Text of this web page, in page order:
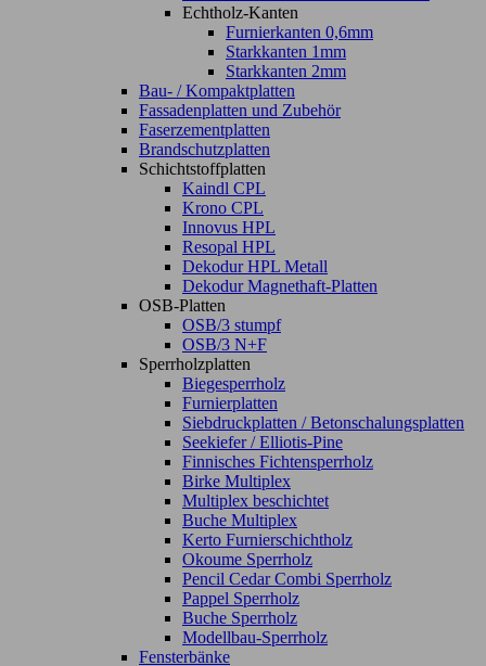
Echtholz-Kanten
Furnierkanten 0,6mm
Starkkanten 1mm
Starkkanten 2mm
Bau- / Kompaktplatten
Fassadenplatten und Zubehör
Faserzementplatten
Brandschutzplatten
Schichtstoffplatten
Kaindl CPL
Krono CPL
Innovus HPL
Resopal HPL
Dekodur HPL Metall
Dekodur Magnethaft-Platten
OSB-Platten
OSB/3 stumpf
OSB/3 N+F
Sperrholzplatten
Biegesperrholz
Furnierplatten
Siebdruckplatten / Betonschalungsplatten
Seekiefer / Elliotis-Pine
Finnisches Fichtensperrholz
Birke Multiplex
Multiplex beschichtet
Buche Multiplex
Kerto Furnierschichtholz
Okoume Sperrholz
Pencil Cedar Combi Sperrholz
Pappel Sperrholz
Buche Sperrholz
Modellbau-Sperrholz
Fensterbänke